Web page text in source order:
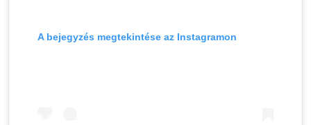
A bejegyzés megtekintése az Instagramon